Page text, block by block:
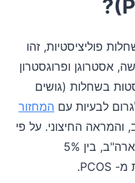
פוליציסטיות, זהו
אסטרוגן ופרוגסטרון
בשחלות (גושים
המחזור
והמראה החיצוני. על פי
מחלקת הבריאות ושירותי האנוש של ארה"ב, בין 5%